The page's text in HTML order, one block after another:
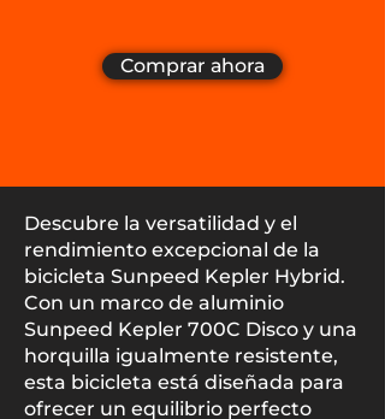
Comprar ahora
Descubre la versatilidad y el
rendimiento excepcional de la
bicicleta Sunpeed Kepler Hybrid.
Con un marco de aluminio
Sunpeed Kepler 700C Disco y una
horquilla igualmente resistente,
esta bicicleta está diseñada para
ofrecer un equilibrio perfecto